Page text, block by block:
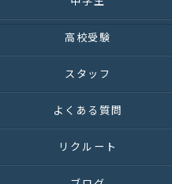
高校受験
スタッフ
よくある質問
リクルート